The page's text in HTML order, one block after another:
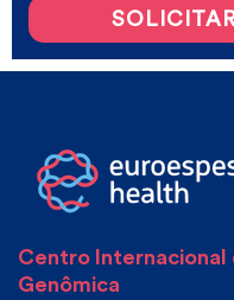
Centro Internacional
Genômica